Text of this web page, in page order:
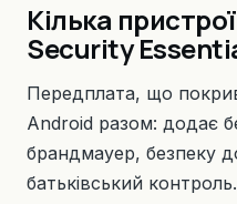
Кілька
Security
Передплата, що
Android разом: додає
брандмауер, безпеку
батьківський контроль.